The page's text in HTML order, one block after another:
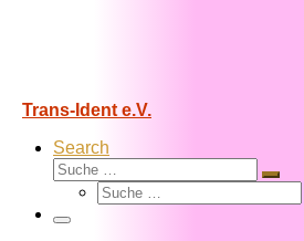
Trans-Ident e.V.
Search
Suche
Suche
Suche
Menü